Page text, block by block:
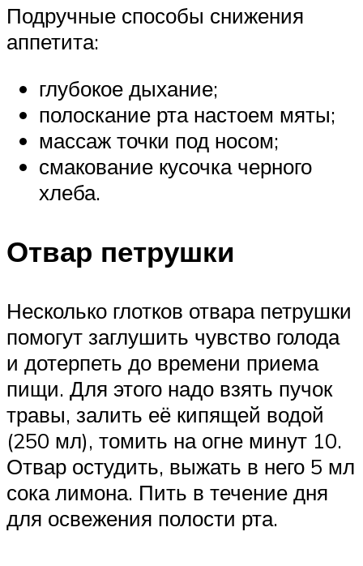
Подручные способы снижения
аппетита:
глубокое дыхание;
полоскание рта настоем мяты;
массаж точки под носом;
смакование кусочка черного
хлеба.
Отвар петрушки
Несколько глотков отвара петрушки
помогут заглушить чувство голода
и дотерпеть до времени приема
пищи. Для этого надо взять пучок
травы, залить её кипящей водой
(250 мл), томить на огне минут 10.
Отвар остудить, выжать в него 5 мл
сока лимона. Пить в течение дня
для освежения полости рта.